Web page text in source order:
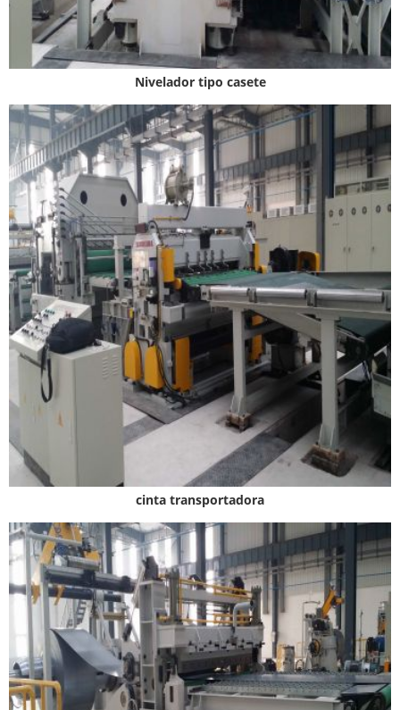
Nivelador tipo casete
cinta transportadora